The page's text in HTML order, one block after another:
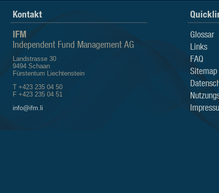
Kontakt
IFM
Independent Fund Management AG
Landstrasse 30
9494 Schaan
Fürstentum Liechtenstein
T +423 235 04 50
F +423 235 04 51
info@ifm.li
Glossar
Links
FAQ
Sitemap